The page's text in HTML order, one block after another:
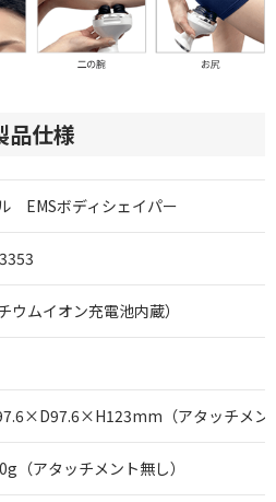
品仕様
EMSボディシェイパー
ウムイオン充電池内蔵）
（アタッチメン
（アタッチメント無し）